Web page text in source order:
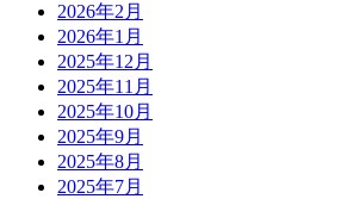
2026年2月
2026年1月
2025年12月
2025年11月
2025年10月
2025年9月
2025年8月
2025年7月